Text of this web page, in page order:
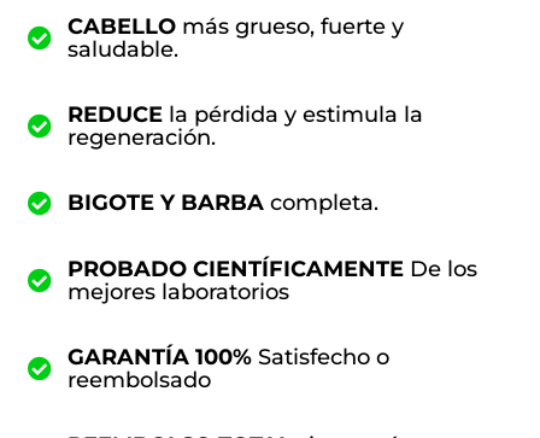
CABELLO más grueso, fuerte y
saludable.
REDUCE la pérdida y estimula la
regeneración.
BIGOTE Y BARBA completa.
PROBADO CIENTÍFICAMENTE De los
mejores laboratorios
GARANTÍA 100% Satisfecho o
reembolsado